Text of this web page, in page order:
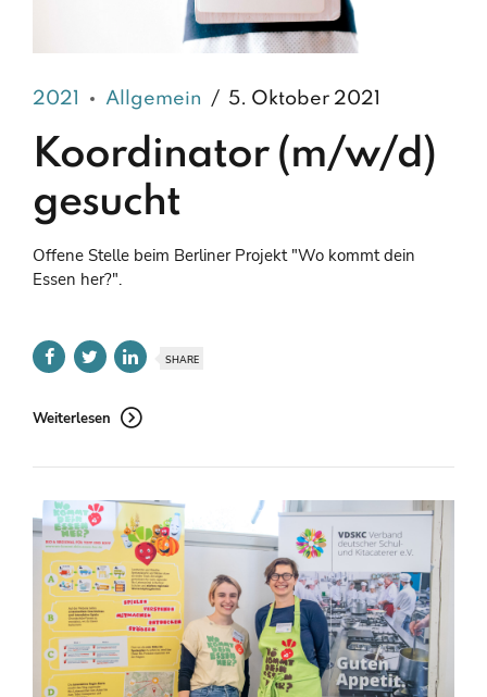
2021 Allgemein 5. Oktober 2021
Koordinator (m/w/d)
gesucht
Offene Stelle beim Berliner Projekt "Wo kommt dein
Essen her?".
SHARE
Weiterlesen